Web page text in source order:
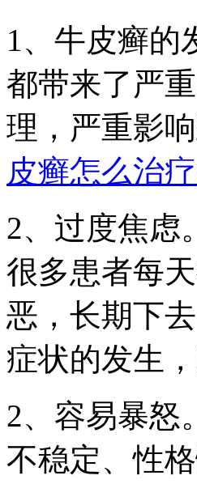
1、牛皮癣的
都带来了严
理，严重影
皮癣怎么治
2、过度焦虑
很多患者每
恶，长期下
症状的发生
2、容易暴怒
不稳定、性